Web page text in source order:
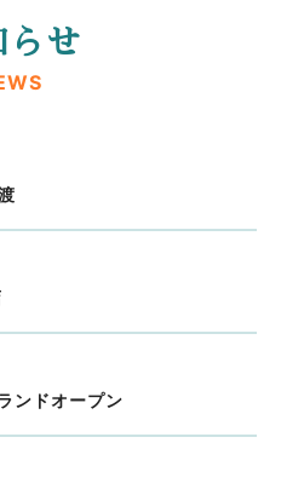
らせ
ンドオープン